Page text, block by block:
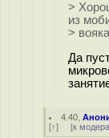
>
из
>
Да
4.40 ,
[↑] [к